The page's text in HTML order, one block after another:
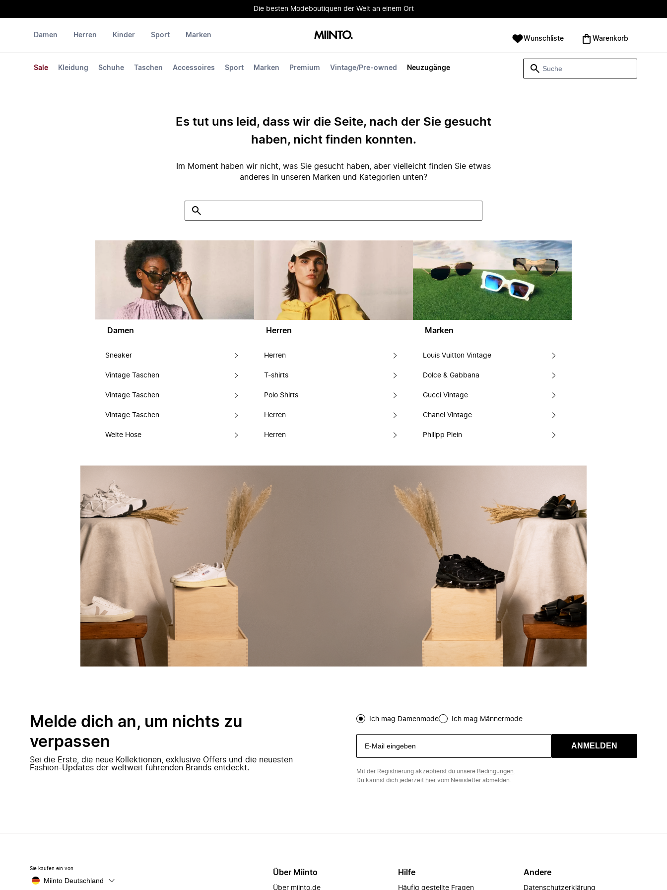
Die besten Modeboutiquen der Welt an einem Ort
Damen
Sale Kleidung Schuhe Taschen Accessoires Sport Marken Premium Vintage/Pre-owned Neuzugänge
Herren Kinder Sport Marken Wunschliste Warenkorb
Es tut uns leid, dass wir die Seite, nach der Sie gesucht
haben, nicht finden konnten.
Im Moment haben wir nicht, was Sie gesucht haben, aber vielleicht finden Sie etwas
anderes in unseren Marken und Kategorien unten?
Damen
Sneaker
Vintage Taschen
Vintage Taschen
Vintage Taschen
Weite Hose
Herren
Herren
T-shirts
Polo Shirts
Herren
Herren
Marken
Louis Vuitton Vintage
Dolce & Gabbana
Gucci Vintage
Chanel Vintage
Philipp Plein
Melde dich an, um nichts zu
verpassen
Sei die Erste, die neue Kollektionen, exklusive Offers und die neuesten
Fashion-Updates der weltweit führenden Brands entdeckt.
Ich mag Damenmode Ich mag Männermode
ANMELDEN
Mit der Registrierung akzeptierst du unsere Bedingungen
Du kannst dich jederzeit hiervom Newsletter abmelden.
Sie kaufen ein von
Miinto Deutschland
Über Miinto
Über miinto.de
Hilfe
Häufig gestellte Fragen
Andere
Datenschutzerklärung